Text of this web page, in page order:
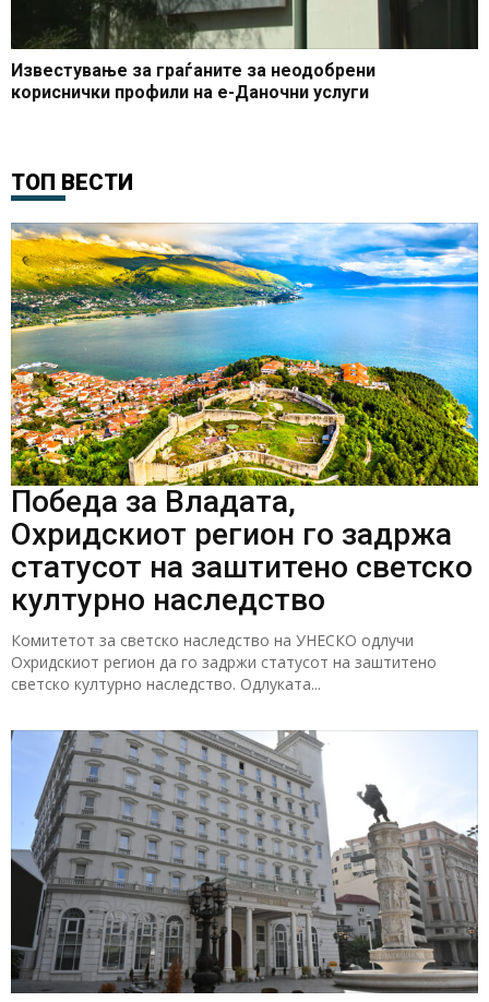
Известување за граѓаните за неодобрени
кориснички профили на е-Даночни услуги
ТОП ВЕСТИ
Победа за Владата,
Охридскиот регион го задржа
статусот на заштитено светско
културно наследство
Комитетот за светско наследство на УНЕСКО одлучи
Охридскиот регион да го задржи статусот на заштитено
светско културно наследство. Одлуката...